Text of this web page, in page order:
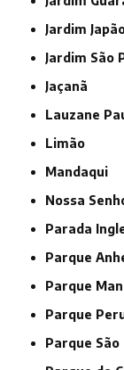
Jardim
Jardim São
Jaçanã
Lauzane
Limão
Mandaqui
Nossa
Parada
Parque
Parque
Parque
Parque